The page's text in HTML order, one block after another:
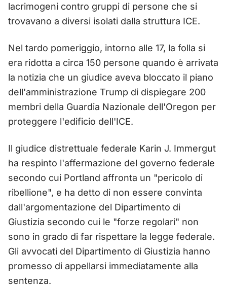
lacrimogeni contro gruppi di persone che si
trovavano a diversi isolati dalla struttura ICE.
Nel tardo pomeriggio, intorno alle 17, la folla si
era ridotta a circa 150 persone quando è arrivata
la notizia che un giudice aveva bloccato il piano
dell'amministrazione Trump di dispiegare 200
membri della Guardia Nazionale dell'Oregon per
proteggere l'edificio dell'ICE.
Il giudice distrettuale federale Karin J. Immergut
ha respinto l'affermazione del governo federale
secondo cui Portland affronta un "pericolo di
ribellione", e ha detto di non essere convinta
dall'argomentazione del Dipartimento di
Giustizia secondo cui le "forze regolari" non
sono in grado di far rispettare la legge federale.
Gli avvocati del Dipartimento di Giustizia hanno
promesso di appellarsi immediatamente alla
sentenza.